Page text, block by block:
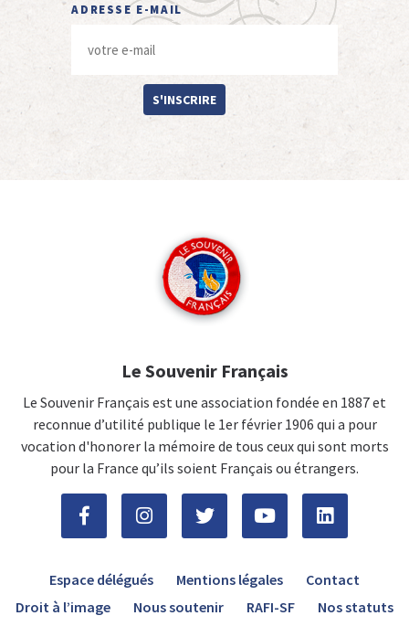
ADRESSE E-MAIL
S'INSCRIRE
Le Souvenir Français
Le Souvenir Français est une association fondée en 1887 et
reconnue d’utilité publique le 1er février 1906 qui a pour
vocation d'honorer la mémoire de tous ceux qui sont morts
pour la France qu’ils soient Français ou étrangers.
Espace délégués Mentions légales
Contact
Droit à l’image
Nous soutenir RAFI-SF Nos statuts